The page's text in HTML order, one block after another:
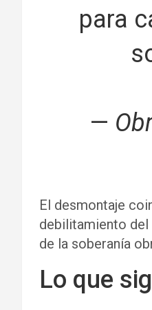
para
—
El desmontaje
debilitamiento del
de la soberanía
Lo que